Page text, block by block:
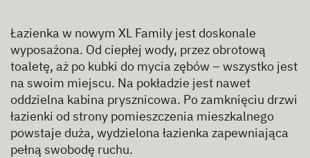
Łazienka w nowym XL Family jest doskonale
wyposażona. Od ciepłej wody, przez obrotową
toaletę, aż po kubki do mycia zębów – wszystko jest
na swoim miejscu. Na pokładzie jest nawet
oddzielna kabina prysznicowa. Po zamknięciu drzwi
łazienki od strony pomieszczenia mieszkalnego
powstaje duża, wydzielona łazienka zapewniająca
pełną swobodę ruchu.